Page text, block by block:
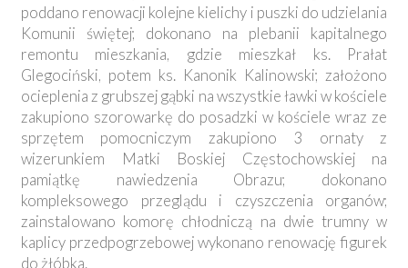
poddano renowacji kolejne kielichy i puszki do udzielania
Komunii świętej; dokonano na plebanii kapitalnego
remontu mieszkania, gdzie mieszkał ks. Prałat
Glegociński, potem ks. Kanonik Kalinowski; założono
ocieplenia z grubszej gąbki na wszystkie ławki w kościele
zakupiono szorowarkę do posadzki w kościele wraz ze
sprzętem pomocniczym zakupiono 3 ornaty z
wizerunkiem Matki Boskiej Częstochowskiej na
pamiątkę nawiedzenia Obrazu; dokonano
kompleksowego przeglądu i czyszczenia organów;
zainstalowano komorę chłodniczą na dwie trumny w
kaplicy przedpogrzebowej wykonano renowację figurek
do żłóbka.